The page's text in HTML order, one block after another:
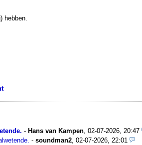
hebben.
- Hans van Kampen 02-07-2026, 20:47
- soundman2 02-07-2026, 22:01